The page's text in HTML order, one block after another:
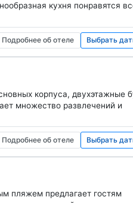
кухня понравятся
Подробнее об отеле Выбрать
корпуса, двухэтажные
множество развлечений и
Подробнее об отеле Выбрать
пляжем предлагает гостям